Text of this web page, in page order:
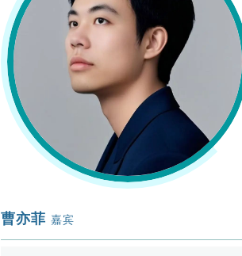
曹亦菲 嘉宾